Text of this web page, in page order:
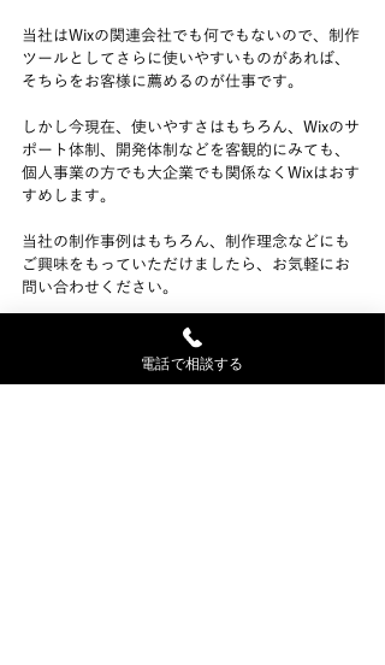
当社はWixの関連会社でも何でもないので、制作
ツールとしてさらに使いやすいものがあれば、
そちらをお客様に薦めるのが仕事です。
しかし今現在、使いやすさはもちろん、Wixのサ
ポート体制、開発体制などを客観的にみても、
個人事業の方でも大企業でも関係なくWixはおす
すめします。
当社の制作事例はもちろん、制作理念などにも
ご興味をもっていただけましたら、お気軽にお
問い合わせください。
今すぐ問い合わせる
電話で相談する